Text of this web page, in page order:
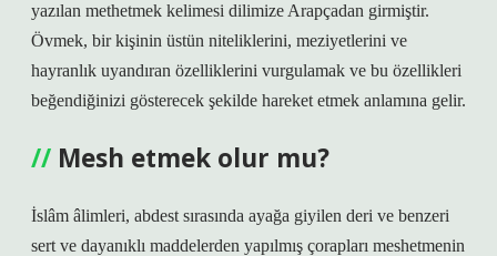
yazılan methetmek kelimesi dilimize Arapçadan girmiştir.
Övmek, bir kişinin üstün niteliklerini, meziyetlerini ve
hayranlık uyandıran özelliklerini vurgulamak ve bu özellikleri
beğendiğinizi gösterecek şekilde hareket etmek anlamına gelir.
Mesh etmek olur mu?
İslâm âlimleri, abdest sırasında ayağa giyilen deri ve benzeri
sert ve dayanıklı maddelerden yapılmış çorapları meshetmenin